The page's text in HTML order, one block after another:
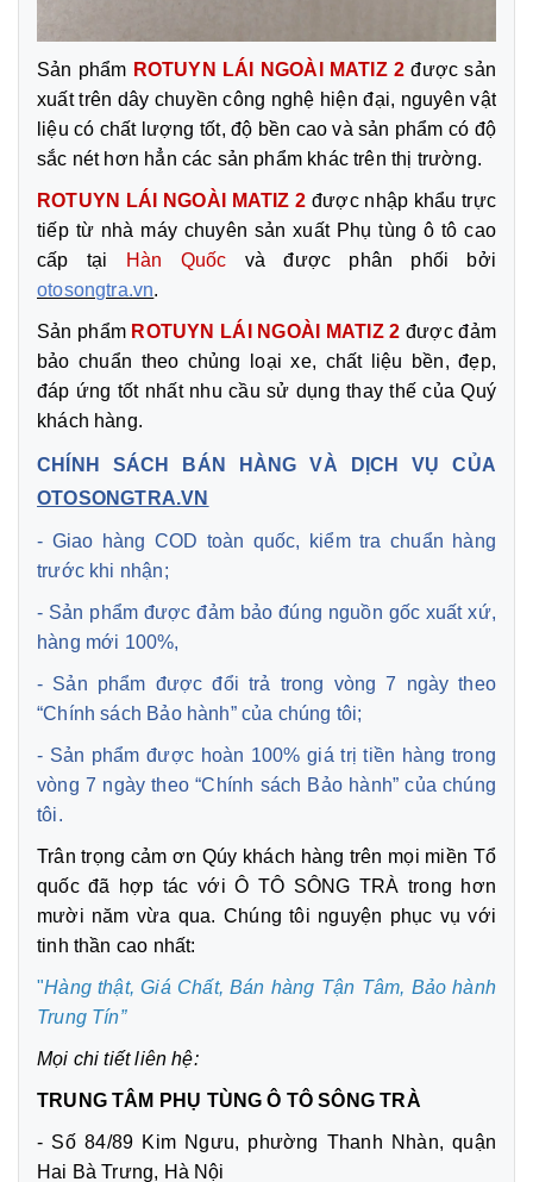
Sản phẩm ROTUYN LÁI NGOÀI MATIZ 2 được sản
xuất trên dây chuyền công nghệ hiện đại, nguyên vật
liệu có chất lượng tốt, độ bền cao và sản phẩm có độ
sắc nét hơn hẳn các sản phẩm khác trên thị trường.
ROTUYN LÁI NGOÀI MATIZ 2được nhập khẩu trực
tiếp từ nhà máy chuyên sản xuất Phụ tùng ô tô cao
cấp tại
Hàn Quốc và được phân phối bởi
otosongtra.vn.
Sản phẩm ROTUYN LÁI NGOÀI MATIZ 2 được đảm
bảo chuẩn theo chủng loại xe, chất liệu bền, đẹp,
đáp ứng tốt nhất nhu cầu sử dụng thay thế của Quý
khách hàng.
CHÍNH SÁCH BÁN HÀNG VÀ DỊCH VỤ CỦA
OTOSONGTRA.VN
- Giao hàng COD toàn quốc, kiểm tra chuẩn hàng
trước khi nhận;
- Sản phẩm được đảm bảo đúng nguồn gốc xuất xứ,
hàng mới 100%,
- Sản phẩm được đổi trả trong vòng 7 ngày theo
“Chính sách Bảo hành” của chúng tôi;
- Sản phẩm được hoàn 100% giá trị tiền hàng trong
vòng 7 ngày theo “Chính sách Bảo hành” của chúng
tôi.
Trân trọng cảm ơn Qúy khách hàng trên mọi miền Tổ
quốc đã hợp tác với Ô TÔ SÔNG TRÀ trong hơn
mười năm vừa qua. Chúng tôi nguyện phục vụ với
tinh thần cao nhất:
"Hàng thật, Giá Chất, Bán hàng Tận Tâm, Bảo hành
Trung Tín”
Mọi chi tiết liên hệ:
TRUNG TÂM PHỤ TÙNG Ô TÔ SÔNG TRÀ
- Số 84/89 Kim Ngưu, phường Thanh Nhàn, quận
Hai Bà Trưng, Hà Nội